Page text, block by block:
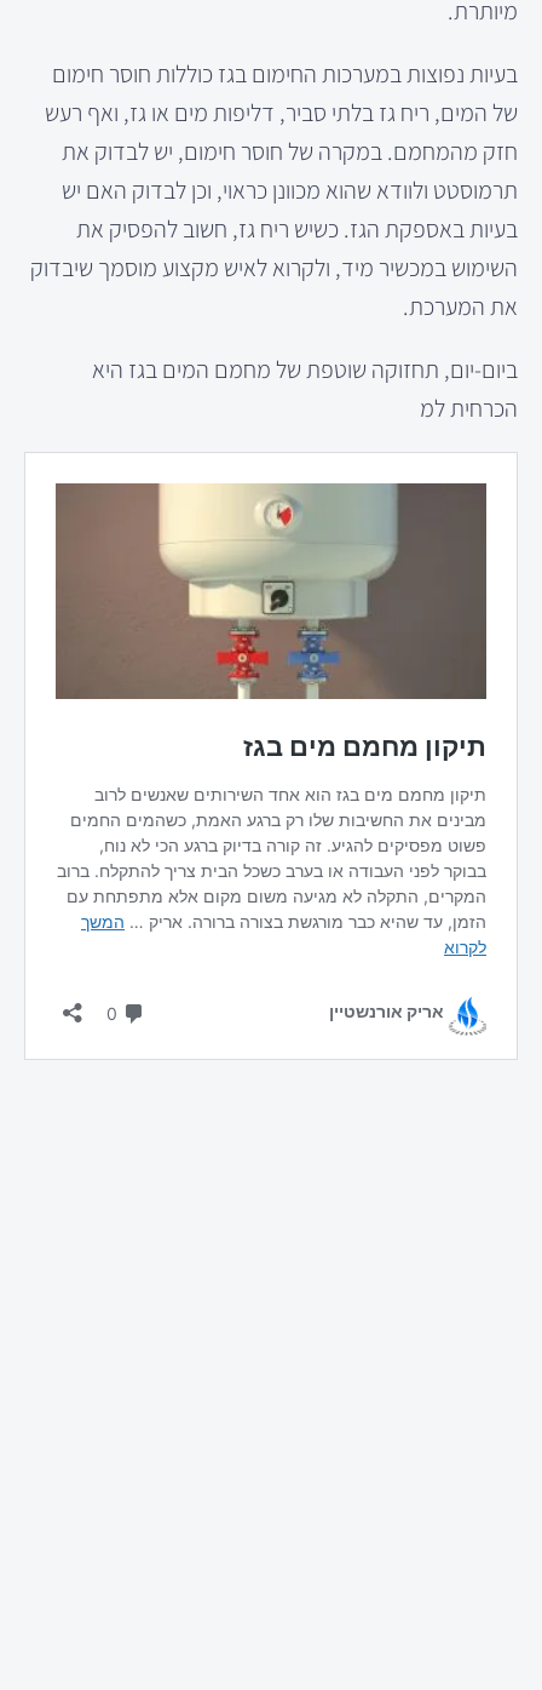
מיותרת.
בעיות נפוצות במערכות החימום בגז כוללות חוסר חימום
של המים, ריח גז בלתי סביר, דליפות מים או גז, ואף רעש
חזק מהמחמם. במקרה של חוסר חימום, יש לבדוק את
תרמוסטט ולוודא שהוא מכוונן כראוי, וכן לבדוק האם יש
בעיות באספקת הגז. כשיש ריח גז, חשוב להפסיק את
השימוש במכשיר מיד, ולקרוא לאיש מקצוע מוסמך שיבדוק
את המערכת.
ביום-יום, תחזוקה שוטפת של מחמם המים בגז היא
הכרחית למ